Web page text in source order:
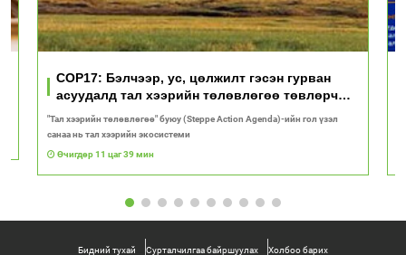
COP17: Бэлчээр, ус, цөлжилт гэсэн гурван
асуудалд тал хээрийн төлөвлөгөө төвлөрч
байна
"Тал хээрийн төлөвлөгөө" буюу (Steppe Action Agenda)-ийн гол үзэл
санаа нь тал хээрийн экосистеми
Өчигдөр 11 цаг 39 мин
Бидний тухай Сурталчилгаа байршуулах Холбоо барих